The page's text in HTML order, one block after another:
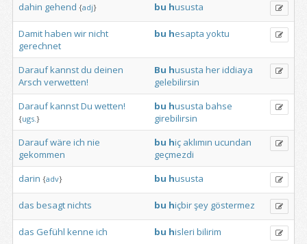
dahin gehend {adj} bu hususta
Damithaben wirnicht
gerechnet
bu hesapta yoktu
Daraufkannst du deinen
Arsch verwetten!
Bu hususta heriddiaya
gelebilirsin
DaraufkannstDu wetten!
{ugs.}
bu hususta bahse
girebilirsin
Daraufwäre ich nie
gekommen
bu hiç aklımın ucundan
geçmezdi
darin {adv} bu hususta
das besagtnichts bu hiçbirşey göstermez
das Gefühl kenne ich bu hisleri bilirim